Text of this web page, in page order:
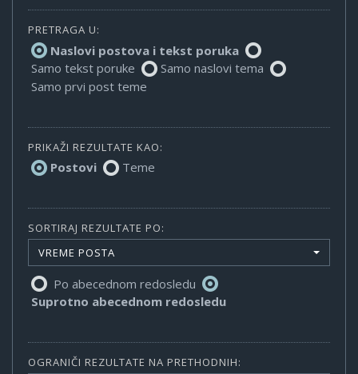
PRETRAGA U:
Naslovi postova i tekst poruka
Samo tekst poruke
Samo naslovi tema
Samo prvi post teme
PRIKAŽI REZULTATE KAO:
Postovi Teme
SORTIRAJ REZULTATE PO:
VREME POSTA
Po abecednom redosledu
Suprotno abecednom redosledu
OGRANIČI REZULTATE NA PRETHODNIH: